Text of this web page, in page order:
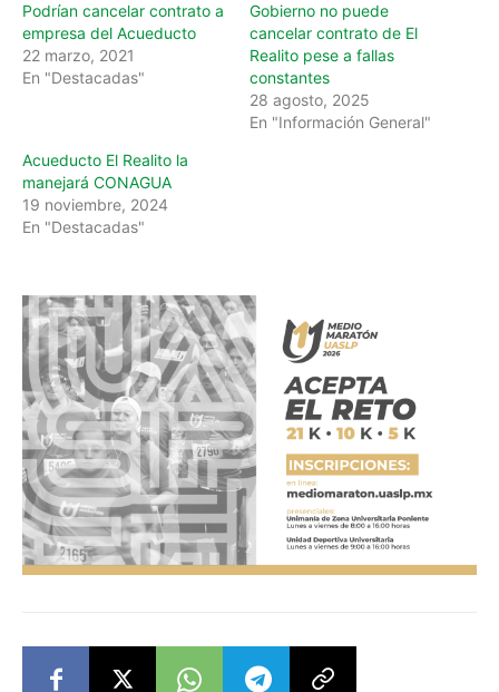
Podrían cancelar contrato a
empresa del Acueducto
22 marzo, 2021
En "Destacadas"
Gobierno no puede
cancelar contrato de El
Realito pese a fallas
constantes
28 agosto, 2025
En "Información General"
Acueducto El Realito la
manejará CONAGUA
19 noviembre, 2024
En "Destacadas"